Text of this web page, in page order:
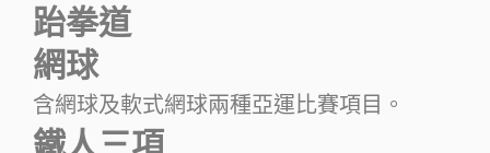
跆拳道
網球
含網球及軟式網球兩種亞運比賽項目。
鐵人三項